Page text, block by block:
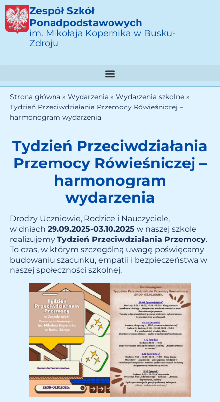
Zespół Szkół
Ponadpodstawowych
im. Mikołaja Kopernika w Busku-
Zdroju
Strona główna » Wydarzenia » Wydarzenia szkolne »
Tydzień Przeciwdziałania Przemocy Rówieśniczej –
harmonogram wydarzenia
Tydzień Przeciwdziałania
Przemocy Rówieśniczej –
harmonogram
wydarzenia
Drodzy Uczniowie, Rodzice i Nauczyciele,
w dniach 29.09.2025-03.10.2025 w naszej szkole
realizujemy Tydzień Przeciwdziałania Przemocy.
To czas, w którym szczególną uwagę poświęcamy
budowaniu szacunku, empatii i bezpieczeństwa w
naszej społeczności szkolnej.